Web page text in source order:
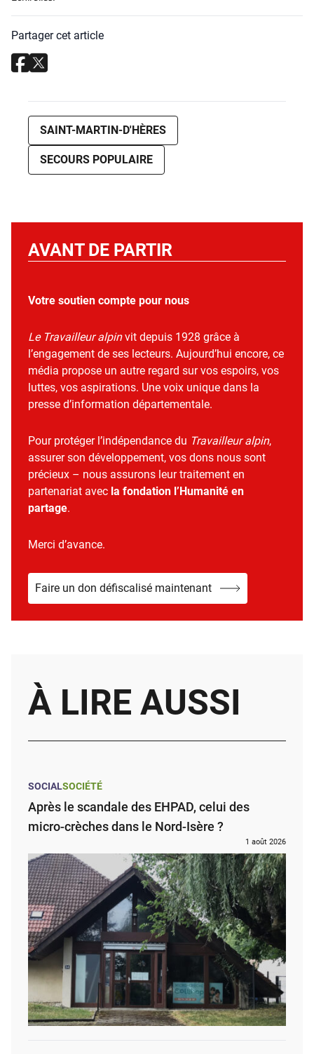
Partager cet article
SAINT-MARTIN-D'HÈRES
SECOURS POPULAIRE
AVANT DE PARTIR
Votre soutien compte pour nous
Le Travailleur alpinvit depuis 1928 grâce à
l’engagement de ses lecteurs. Aujourd’hui encore, ce
média propose un autre regard sur vos espoirs, vos
luttes, vos aspirations. Une voix unique dans la
presse d’information départementale.
Pour protéger l’indépendance du Travailleur alpin,
assurer son développement, vos dons nous sont
précieux – nous assurons leur traitement en
partenariat avec la fondation l’Humanité en
partage.
Merci d’avance.
Faire un don défiscalisé maintenant
À LIRE AUSSI
SOCIALSOCIÉTÉ
Après le scandale des EHPAD, celui des
micro-crèches dans le Nord-Isère ?
1 août 2026